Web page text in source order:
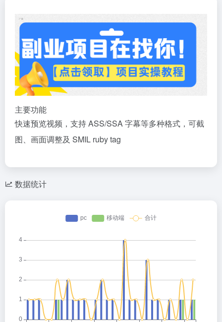
主要功能
快速预览视频，支持 ASS/SSA 字幕等多种格式，可截
图、画面调整及 SMIL ruby tag
数据统计